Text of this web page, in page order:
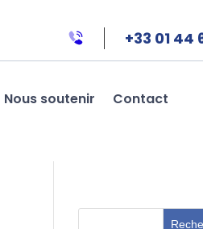
+33 01 44
Nous soutenir Contact